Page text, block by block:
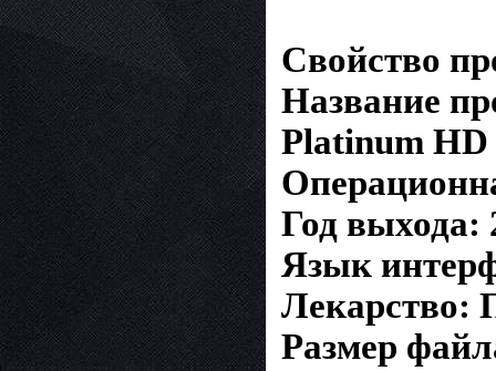
Свойство
Название
Platinum HD
Год выхода:
Язык
Лекарство:
Размер